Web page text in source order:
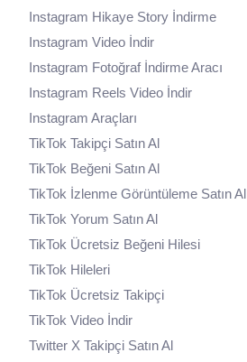
Instagram Hikaye Story İndirme
Instagram Video İndir
Instagram Fotoğraf İndirme Aracı
Instagram Reels Video İndir
Instagram Araçları
TikTok Takipçi Satın Al
TikTok Beğeni Satın Al
TikTok İzlenme Görüntüleme Satın Al
TikTok Yorum Satın Al
TikTok Ücretsiz Beğeni Hilesi
TikTok Hileleri
TikTok Ücretsiz Takipçi
TikTok Video İndir
Twitter X Takipçi Satın Al